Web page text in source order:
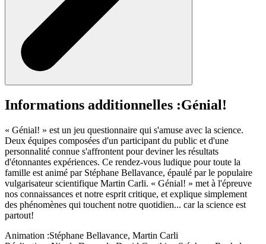
Informations additionnelles :Génial!
« Génial! » est un jeu questionnaire qui s'amuse avec la science.
Deux équipes composées d'un participant du public et d'une
personnalité connue s'affrontent pour deviner les résultats
d'étonnantes expériences. Ce rendez-vous ludique pour toute la
famille est animé par Stéphane Bellavance, épaulé par le populaire
vulgarisateur scientifique Martin Carli. « Génial! » met à l'épreuve
nos connaissances et notre esprit critique, et explique simplement
des phénomènes qui touchent notre quotidien... car la science est
partout!
Animation :Stéphane Bellavance, Martin Carli